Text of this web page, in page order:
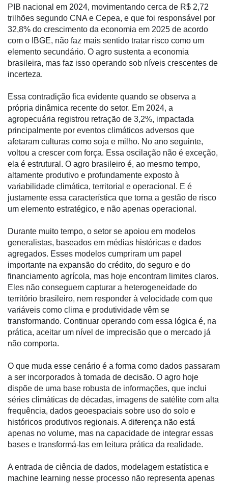
Cadastre-
se
Minha
conta
Notícias
Destaque
Mercado
Troca
de
Cadeira
Agenda
Agricultura
de
Precisão
Automação
e
Conectividade
PIB nacional em 2024, movimentando cerca de R$ 2,72
trilhões segundo CNA e Cepea, e que foi responsável por
32,8% do crescimento da economia em 2025 de acordo
com o IBGE, não faz mais sentido tratar risco como um
elemento secundário. O agro sustenta a economia
brasileira, mas faz isso operando sob níveis crescentes de
incerteza.
Essa contradição fica evidente quando se observa a
própria dinâmica recente do setor. Em 2024, a
agropecuária registrou retração de 3,2%, impactada
principalmente por eventos climáticos adversos que
afetaram culturas como soja e milho. No ano seguinte,
voltou a crescer com força. Essa oscilação não é exceção,
ela é estrutural. O agro brasileiro é, ao mesmo tempo,
altamente produtivo e profundamente exposto à
variabilidade climática, territorial e operacional. E é
justamente essa característica que torna a gestão de risco
um elemento estratégico, e não apenas operacional.
Durante muito tempo, o setor se apoiou em modelos
generalistas, baseados em médias históricas e dados
agregados. Esses modelos cumpriram um papel
importante na expansão do crédito, do seguro e do
financiamento agrícola, mas hoje encontram limites claros.
Eles não conseguem capturar a heterogeneidade do
território brasileiro, nem responder à velocidade com que
variáveis como clima e produtividade vêm se
transformando. Continuar operando com essa lógica é, na
prática, aceitar um nível de imprecisão que o mercado já
não comporta.
O que muda esse cenário é a forma como dados passaram
a ser incorporados à tomada de decisão. O agro hoje
dispõe de uma base robusta de informações, que inclui
séries climáticas de décadas, imagens de satélite com alta
frequência, dados geoespaciais sobre uso do solo e
históricos produtivos regionais. A diferença não está
apenas no volume, mas na capacidade de integrar essas
bases e transformá-las em leitura prática da realidade.
A entrada de ciência de dados, modelagem estatística e
machine learning nesse processo não representa apenas